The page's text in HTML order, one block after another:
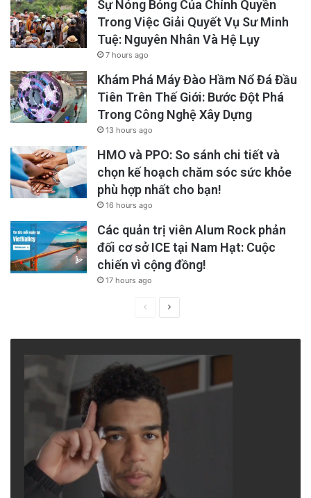
Sự Nóng Bỏng Của Chính Quyền
Trong Việc Giải Quyết Vụ Sư Minh
Tuệ: Nguyên Nhân Và Hệ Lụy
7 hours ago
Khám Phá Máy Đào Hầm Nổ Đá Đầu
Tiên Trên Thế Giới: Bước Đột Phá
Trong Công Nghệ Xây Dựng
13 hours ago
HMO và PPO: So sánh chi tiết và
chọn kế hoạch chăm sóc sức khỏe
phù hợp nhất cho bạn!
16 hours ago
Các quản trị viên Alum Rock phản
đối cơ sở ICE tại Nam Hạt: Cuộc
chiến vì cộng đồng!
17 hours ago
PreviousNext